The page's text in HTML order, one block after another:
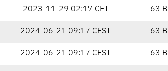
2023-11-29 02:17 CET 63 B
2024-06-21 09:17 CEST 63 B
2024-06-21 09:17 CEST 63 B